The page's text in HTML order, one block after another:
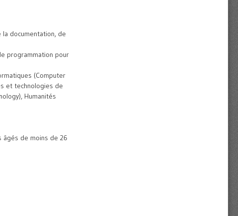
documentation, de
programmation pour
(Computer
et technologies de
Humanités
âgés de moins de 26